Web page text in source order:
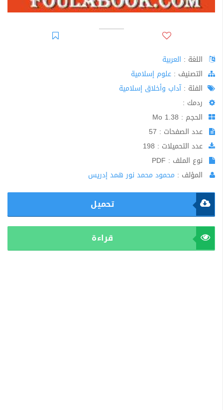
اللغة : العربية
اﻟﺘﺼﻨﻴﻒ : علوم إسلامية
الفئة :آداب وأخلاق إسلامية
ردمك :
الحجم : 1.38 Mo
عدد الصفحات : 57
عدد التحميلات : 198
نوع الملف : PDF
المؤلف : محمود محمد نور همد إدريس
تحميل
قراءة